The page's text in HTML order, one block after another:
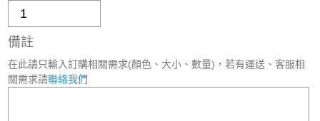
備註
在此請只輸入訂購相關需求(顏色、大小、數量)，若有運送、客服相
關需求請聯絡我們